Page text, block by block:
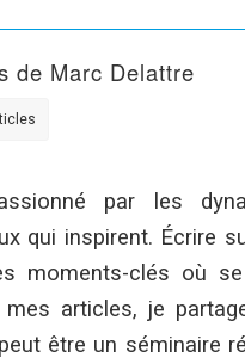
de Marc Delattre
par les
qui inspirent. Écrire
moments-clés où
mes articles, je
être un séminaire